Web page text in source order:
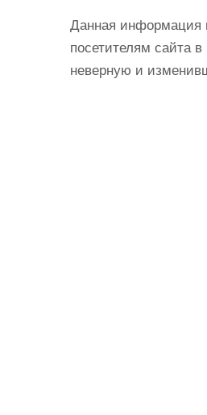
Данная информация
посетителям сайта
неверную и